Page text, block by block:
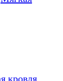
кровля